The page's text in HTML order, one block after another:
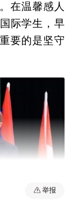
在温馨感人
际学生，早
要的是坚守
举报